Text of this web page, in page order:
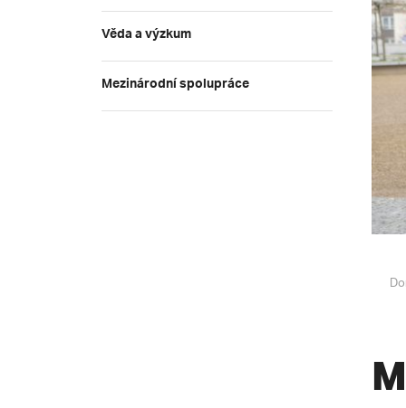
Věda a výzkum
Mezinárodní spolupráce